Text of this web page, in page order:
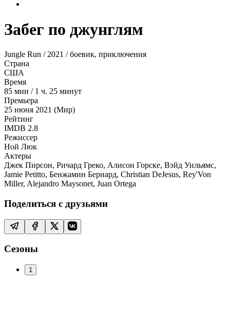
Забег по джунглям
Jungle Run / 2021 / боевик, приключения
Страна
США
Время
85 мин / 1 ч. 25 минут
Премьера
25 июня 2021 (Мир)
Рейтинг
IMDB 2.8
Режиссер
Ной Люк
Актеры
Джек Пирсон, Ричард Греко, Алисон Горске, Вэйд Уильямс,
Jamie Petitto, Бенжамин Бернард, Christian DeJesus, Rey'Von
Miller, Alejandro Maysonet, Juan Ortega
Поделиться с друзьями
Сезоны
1